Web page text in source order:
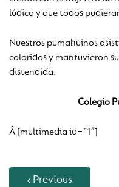
lúdica y que todos
Nuestros pumahuinos
coloridos y mantuvieron
distendida.
Colegio
Â [multimedia id=”1″]
Previous